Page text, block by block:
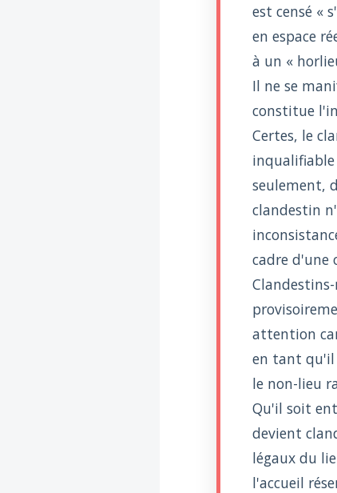
est censé «
en espace
à un «
Il ne se
constitue
Certes, le
inqualifiable
seulement,
clandestin
cadre d'une
attention
en tant qu'il
le non-lieu
Qu'il soit
devient
légaux du
l'accueil